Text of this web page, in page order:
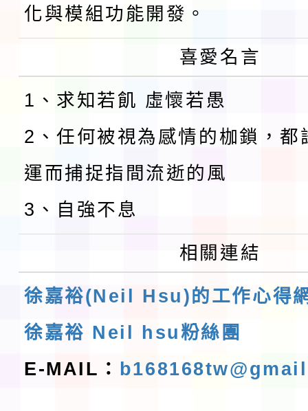
化與模組功能開發。
喜愛名言
1、求知若飢 虛懷若愚
2、任何被視為感情的枷鎖，都
運而捕捉指間流逝的風
3、自強不息
相關連結
徐嘉裕(Neil Hsu)的工作心得
徐嘉裕 Neil hsu粉絲團
E-MAIL：